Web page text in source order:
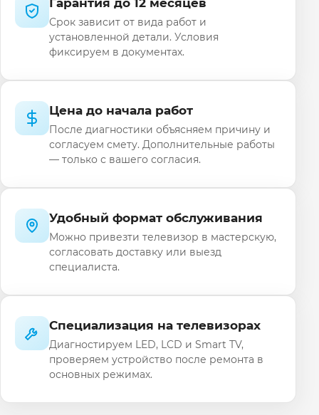
Срок зависит от вида работ и
установленной детали. Условия
фиксируем в документах.
Цена до начала работ
После диагностики объясняем причину и
согласуем смету. Дополнительные работы
— только с вашего согласия.
Удобный формат обслуживания
Можно привезти телевизор в мастерскую,
согласовать доставку или выезд
специалиста.
Специализация на телевизорах
Диагностируем LED, LCD и Smart TV,
проверяем устройство после ремонта в
основных режимах.